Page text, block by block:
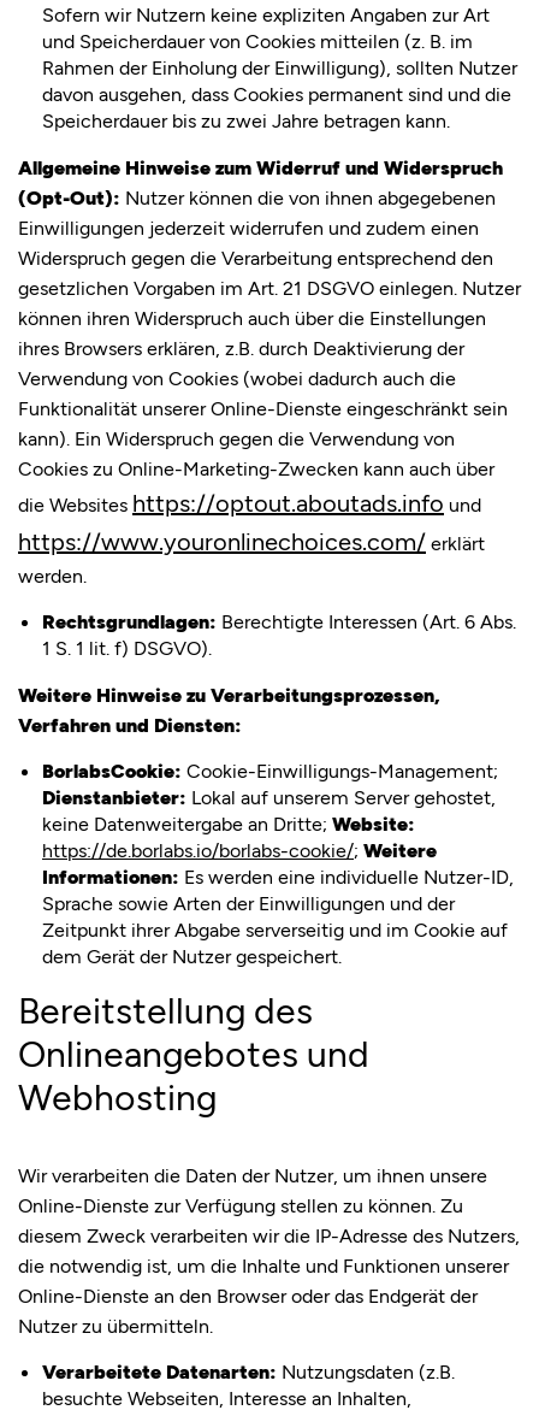
Sofern wir Nutzern keine expliziten Angaben zur Art
und Speicherdauer von Cookies mitteilen (z. B. im
Rahmen der Einholung der Einwilligung), sollten Nutzer
davon ausgehen, dass Cookies permanent sind und die
Speicherdauer bis zu zwei Jahre betragen kann.
Allgemeine Hinweise zum Widerruf und Widerspruch
(Opt-Out): Nutzer können die von ihnen abgegebenen
Einwilligungen jederzeit widerrufen und zudem einen
Widerspruch gegen die Verarbeitung entsprechend den
gesetzlichen Vorgaben im Art. 21 DSGVO einlegen. Nutzer
können ihren Widerspruch auch über die Einstellungen
ihres Browsers erklären, z.B. durch Deaktivierung der
Verwendung von Cookies (wobei dadurch auch die
Funktionalität unserer Online-Dienste eingeschränkt sein
kann). Ein Widerspruch gegen die Verwendung von
Cookies zu Online-Marketing-Zwecken kann auch über
die Websites https://optout.aboutads.info und
https://www.youronlinechoices.com/ erklärt
werden.
Rechtsgrundlagen: Berechtigte Interessen (Art. 6 Abs.
1 S. 1 lit. f) DSGVO).
Weitere Hinweise zu Verarbeitungsprozessen,
Verfahren und Diensten:
BorlabsCookie: Cookie-Einwilligungs-Management;
Dienstanbieter: Lokal auf unserem Server gehostet,
keine Datenweitergabe an Dritte; Website:
https://de.borlabs.io/borlabs-cookie/; Weitere
Informationen: Es werden eine individuelle Nutzer-ID,
Sprache sowie Arten der Einwilligungen und der
Zeitpunkt ihrer Abgabe serverseitig und im Cookie auf
dem Gerät der Nutzer gespeichert.
Bereitstellung des
Onlineangebotes und
Webhosting
Wir verarbeiten die Daten der Nutzer, um ihnen unsere
Online-Dienste zur Verfügung stellen zu können. Zu
diesem Zweck verarbeiten wir die IP-Adresse des Nutzers,
die notwendig ist, um die Inhalte und Funktionen unserer
Online-Dienste an den Browser oder das Endgerät der
Nutzer zu übermitteln.
Verarbeitete Datenarten: Nutzungsdaten (z.B.
besuchte Webseiten, Interesse an Inhalten,